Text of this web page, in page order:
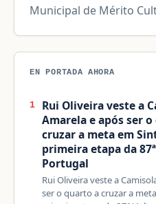
Municipal de Mérito
EN PORTADA AHORA
1
Rui Oliveira veste a
Amarela e após ser
cruzar a meta em
primeira etapa da
Portugal
Rui Oliveira veste a
ser o quarto a cruzar a